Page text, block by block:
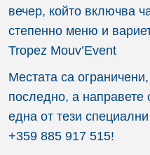
вечер, който включва
степенно меню и
Tropez Mouv’Event
Местата са
последно, а направете
една от тези
+359 885 917 515!